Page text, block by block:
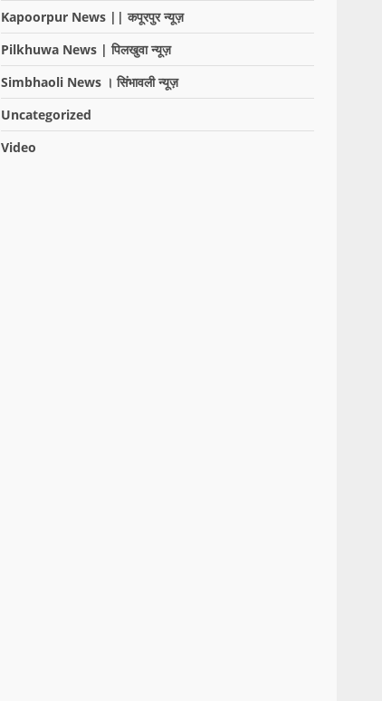
Kapoorpur News || कपूरपुर न्यूज़
Pilkhuwa News | पिलखुवा न्यूज़
Simbhaoli News । सिंभावली न्यूज़
Uncategorized
Video